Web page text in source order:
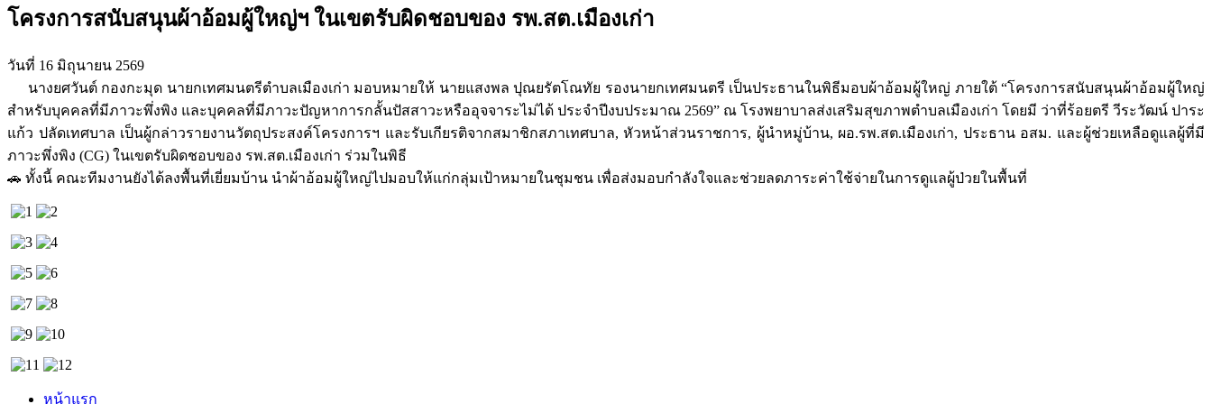
โครงการสนับสนุนผ้าอ้อมผู้ใหญ่ฯ ในเขตรับผิดชอบของ รพ.สต.เมืองเก่า
วันที่ 16 มิถุนายน 2569
นางยศวันต์ กองกะมุด นายกเทศมนตรีตำบลเมืองเก่า มอบหมายให้ นายแสงพล ปุณยรัตโณทัย รองนายกเทศมนตรี เป็นประธานในพิธีมอบผ้าอ้อมผู้ใหญ่ ภายใต้ “โครงการสนับสนุนผ้าอ้อมผู้ใหญ่
สำหรับบุคคลที่มีภาวะพึ่งพิง และบุคคลที่มีภาวะปัญหาการกลั้นปัสสาวะหรืออุจจาระไม่ได้ ประจำปีงบประมาณ 2569” ณ โรงพยาบาลส่งเสริมสุขภาพตำบลเมืองเก่า โดยมี ว่าที่ร้อยตรี วีระวัฒน์ ปาระ
แก้ว ปลัดเทศบาล เป็นผู้กล่าวรายงานวัตถุประสงค์โครงการฯ และรับเกียรติจากสมาชิกสภาเทศบาล, หัวหน้าส่วนราชการ, ผู้นำหมู่บ้าน, ผอ.รพ.สต.เมืองเก่า, ประธาน อสม. และผู้ช่วยเหลือดูแลผู้ที่มี
ภาวะพึ่งพิง (CG) ในเขตรับผิดชอบของ รพ.สต.เมืองเก่า ร่วมในพิธี
🚗 ทั้งนี้ คณะทีมงานยังได้ลงพื้นที่เยี่ยมบ้าน นำผ้าอ้อมผู้ใหญ่ไปมอบให้แก่กลุ่มเป้าหมายในชุมชน เพื่อส่งมอบกำลังใจและช่วยลดภาระค่าใช้จ่ายในการดูแลผู้ป่วยในพื้นที่
หน้าแรก